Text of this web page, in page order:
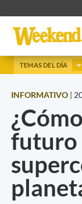
TEMAS DEL DÍA
INFORMATIVO |
futuro